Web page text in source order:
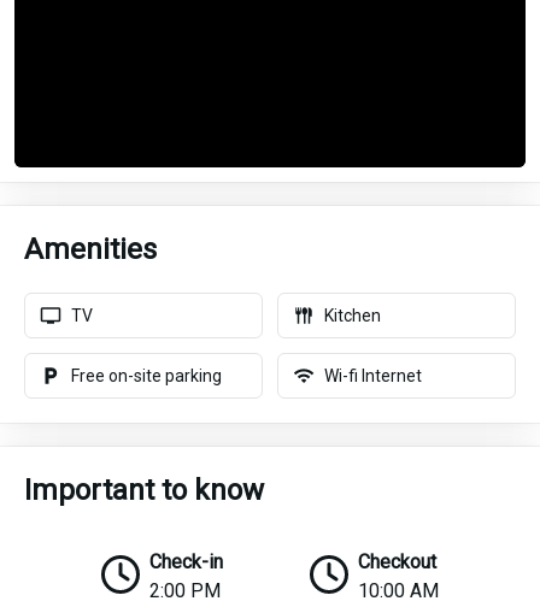
Amenities
TV Kitchen
Free on-site parking Wi-fi Internet
Important to know
Check-in
2:00 PM
Checkout
10:00 AM